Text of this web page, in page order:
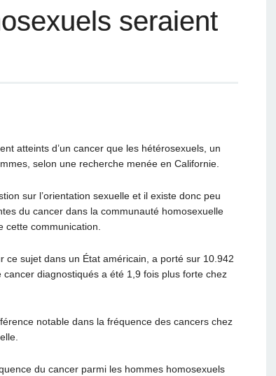
seraient
atteints d’un cancer que les hétérosexuels, un
selon une recherche menée en Californie.
sur l’orientation sexuelle et il existe donc peu
du cancer dans la communauté homosexuelle
cette communication.
sujet dans un État américain, a porté sur 10.942
diagnostiqués a été 1,9 fois plus forte chez
notable dans la fréquence des cancers chez
du cancer parmi les hommes homosexuels